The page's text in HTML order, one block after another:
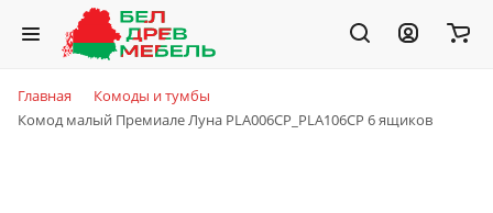
Главная
Комоды и тумбы
Комод малый Премиале Луна PLA006CP_PLA106CP 6 ящиков